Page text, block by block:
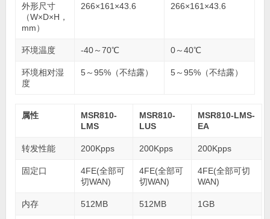
外形尺寸
（W×D×H，
mm）
266×161×43.6 266×161×43.6
环境温度 -40～70℃ 0～40℃
环境相对湿
度
5～95%（不结露） 5～95%（不结露）
属性
MSR810-
LMS
MSR810-
LUS
MSR810-LMS-
EA
转发性能 200Kpps 200Kpps 200Kpps
固定口
4FE(全部可
切WAN)
4FE(全部可
切WAN)
4FE(全部可切
WAN)
内存 512MB 512MB 1GB